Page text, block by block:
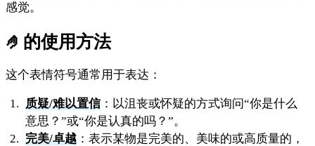
感觉。
🤌 的使用方法
这个表情符号通常用于表达：
质疑/难以置信：以沮丧或怀疑的方式询问“你是什么
意思？”或“你是认真的吗？”。
完美/卓越 ：表示某物是完美的、美味的或高质量的，